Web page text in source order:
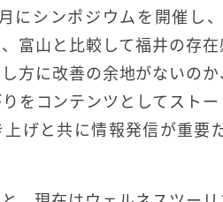
にシンポジウムを開催し
、富山と比較して福井の存
方に改善の余地がないの
をコンテンツとしてスト
げと共に情報発信が重要